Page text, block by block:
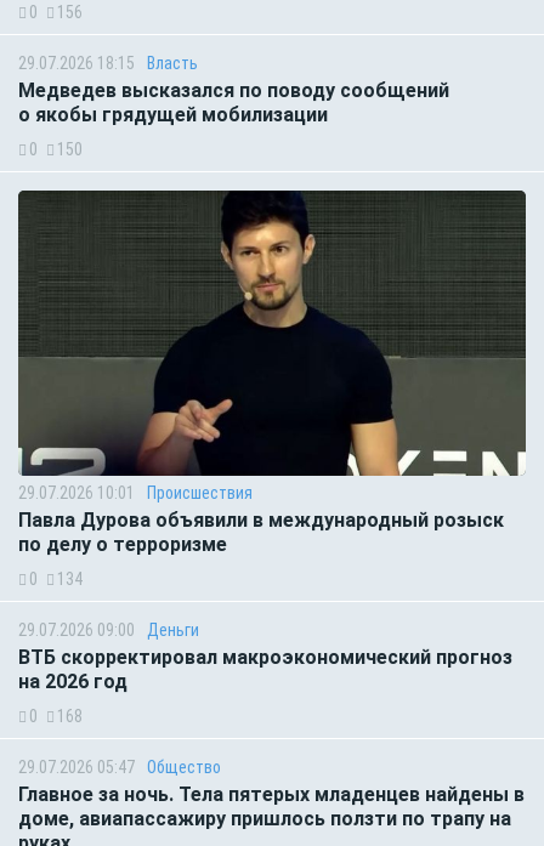
0 156
29.07.2026 18:15 Власть
Медведев высказался по поводу сообщений
о якобы грядущей мобилизации
0 150
29.07.2026 10:01 Происшествия
Павла Дурова объявили в международный розыск
по делу о терроризме
0 134
29.07.2026 09:00 Деньги
ВТБ скорректировал макроэкономический прогноз
на 2026 год
0 168
29.07.2026 05:47 Общество
Главное за ночь. Тела пятерых младенцев найдены в
доме, авиапассажиру пришлось ползти по трапу на